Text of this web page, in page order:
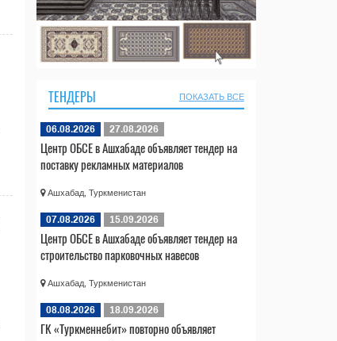
ТЕНДЕРЫ ПОКАЗАТЬ ВСЕ
06.08.2026 27.08.2026
Центр ОБСЕ в Ашхабаде объявляет тендер на
поставку рекламных материалов
Ашхабад, Туркменистан
07.08.2026 15.09.2026
Центр ОБСЕ в Ашхабаде объявляет тендер на
строительство парковочных навесов
Ашхабад, Туркменистан
08.08.2026 18.09.2026
ГК «Туркменнебит» повторно объявляет